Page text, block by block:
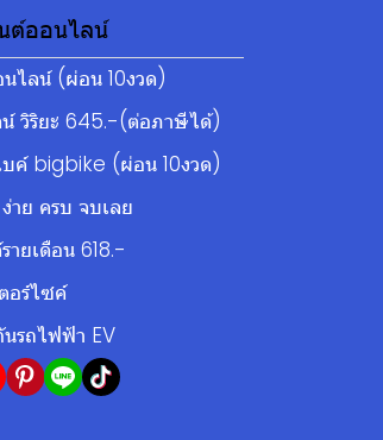
ต์ออนไลน์
นไลน์ (ผ่อน 10งวด)
วิริยะ 645.-(ต่อภาษีได้)
ค์ bigbike (ผ่อน 10งวด)
าย ครบ จบเลย
ายเดือน 618.-
อร์ไซค์
นรถไฟฟ้า EV